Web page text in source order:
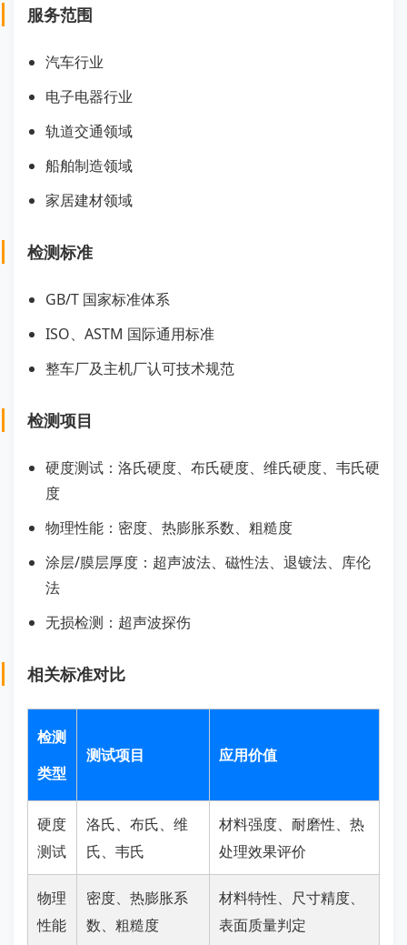
服务范围
汽车行业
电子电器行业
轨道交通领域
船舶制造领域
家居建材领域
检测标准
GB/T 国家标准体系
ISO、ASTM 国际通用标准
整车厂及主机厂认可技术规范
检测项目
硬度测试：洛氏硬度、布氏硬度、维氏硬度、韦氏硬
度
物理性能：密度、热膨胀系数、粗糙度
涂层/膜层厚度：超声波法、磁性法、退镀法、库伦
法
无损检测：超声波探伤
相关标准对比
检测
类型
测试项目 应用价值
硬度
测试
洛氏、布氏、维
氏、韦氏
材料强度、耐磨性、热
处理效果评价
物理
性能
密度、热膨胀系
数、粗糙度
材料特性、尺寸精度、
表面质量判定